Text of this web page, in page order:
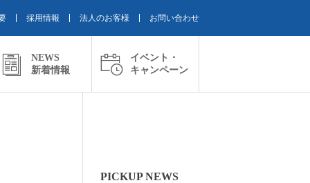
採用情報 法人のお客様 お問い合わせ
NEWS
新着情報
イベント・
キャンペーン
PICKUP NEWS